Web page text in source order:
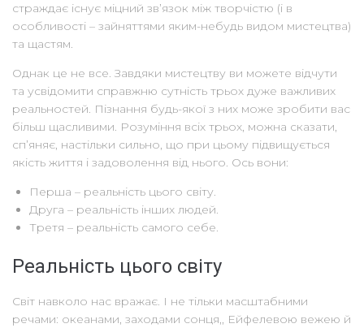
страждає існує міцний зв’язок між творчістю (і в
особливості – зайняттями яким-небудь видом мистецтва)
та щастям.
Однак це не все. Завдяки мистецтву ви можете відчути
та усвідомити справжню сутність трьох дуже важливих
реальностей. Пізнання будь-якої з них може зробити вас
більш щасливими. Розуміння всіх трьох, можна сказати,
сп’яняє, настільки сильно, що при цьому підвищується
якість життя і задоволення від нього. Ось вони:
Перша – реальність цього світу.
Друга – реальність інших людей.
Третя – реальність самого себе.
Реальність цього світу
Світ навколо нас вражає. І не тільки масштабними
речами: океанами, заходами сонця,, Ейфелевою вежею й